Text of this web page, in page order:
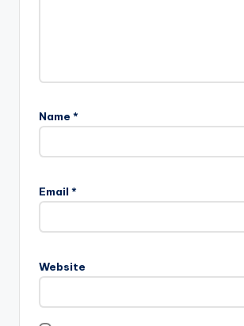
Name *
Email *
Website